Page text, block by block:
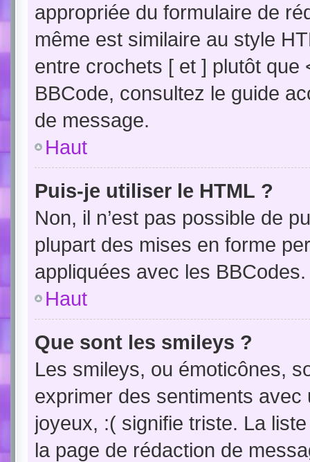
appropriée du formulaire de
même est similaire au style
entre crochets [ et ] plutôt que
BBCode, consultez le guide
de message.
Haut
Puis-je utiliser le HTML ?
Non, il n’est pas possible de
plupart des mises en forme
appliquées avec les BBCodes.
Haut
Que sont les smileys ?
Les smileys, ou émoticônes,
exprimer des sentiments
joyeux, :( signifie triste. La
la page de rédaction de